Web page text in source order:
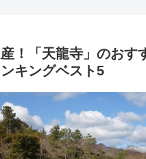
！「天龍寺」のおす
キングベスト5